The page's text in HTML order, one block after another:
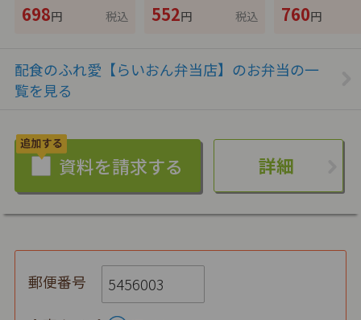
698円 税込 552円 税込 760円
配食のふれ愛【らいおん弁当店】のお弁当の一
覧を見る
詳細
郵便番号